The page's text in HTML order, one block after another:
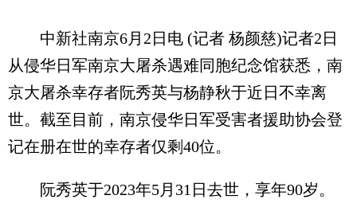
中新社南京6月2日电 (记者 杨颜慈)记者2日
从侵华日军南京大屠杀遇难同胞纪念馆获悉，南
京大屠杀幸存者阮秀英与杨静秋于近日不幸离
世。截至目前，南京侵华日军受害者援助协会登
记在册在世的幸存者仅剩40位。
阮秀英于2023年5月31日去世，享年90岁。